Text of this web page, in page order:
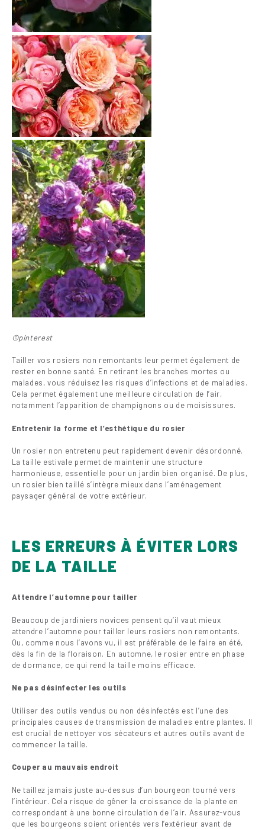
©pinterest
Tailler vos rosiers non remontants leur permet également de
rester en bonne santé. En retirant les branches mortes ou
malades, vous réduisez les risques d’infections et de maladies.
Cela permet également une meilleure circulation de l’air,
notamment l’apparition de champignons ou de moisissures.
Entretenir la forme et l’esthétique du rosier
Un rosier non entretenu peut rapidement devenir désordonné.
La taille estivale permet de maintenir une structure
harmonieuse, essentielle pour un jardin bien organisé. De plus,
un rosier bien taillé s’intègre mieux dans l’aménagement
paysager général de votre extérieur.
LES ERREURS À ÉVITER LORS
DE LA TAILLE
Attendre l’automne pour tailler
Beaucoup de jardiniers novices pensent qu’il vaut mieux
attendre l’automne pour tailler leurs rosiers non remontants.
Ou, comme nous l’avons vu, il est préférable de le faire en été,
dès la fin de la floraison. En automne, le rosier entre en phase
de dormance, ce qui rend la taille moins efficace.
Ne pas désinfecter les outils
Utiliser des outils vendus ou non désinfectés est l’une des
principales causes de transmission de maladies entre plantes. Il
est crucial de nettoyer vos sécateurs et autres outils avant de
commencer la taille.
Couper au mauvais endroit
Ne taillez jamais juste au-dessus d’un bourgeon tourné vers
l’intérieur. Cela risque de gêner la croissance de la plante en
correspondant à une bonne circulation de l’air. Assurez-vous
que les bourgeons soient orientés vers l’extérieur avant de